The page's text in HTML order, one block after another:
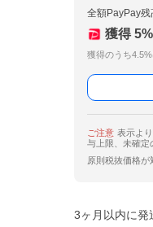
全額PayPay
獲得 5%
獲得のうち4.5%
ご注意 表示よ
与上限、未確定
原則税抜価格が
3ヶ月以内に発